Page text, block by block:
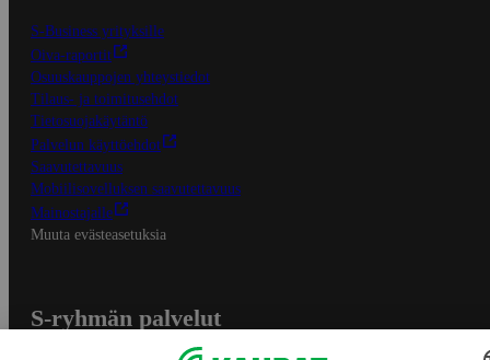
S-Business yrityksille
Oiva-raportit
Osuuskauppojen yhteystiedot
Tilaus- ja toimitusehdot
Tietosuojakäytäntö
Palvelun käyttöehdot
Saavutettavuus
Mobiilisovelluksen saavutettavuus
Mainostajalle
Muuta evästeasetuksia
S-ryhmän palvelut